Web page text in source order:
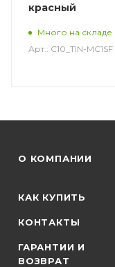
красный
Много на складе
Арт.: C10_TIN-MC1SF
О КОМПАНИИ
КАК КУПИТЬ
КОНТАКТЫ
ГАРАНТИИ И
ВОЗВРАТ